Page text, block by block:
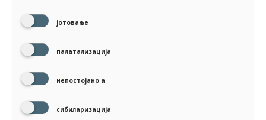
јотовање
палатализација
непостојано а
сибиларизација